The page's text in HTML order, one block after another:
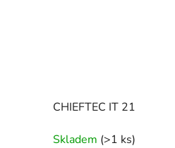
CHIEFTEC IT 21
Skladem (>1 ks)